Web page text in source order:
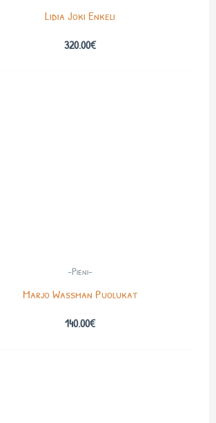
Lidia Joki Enkeli
320.00€
-Pieni-
Marjo Wassman Puolukat
140.00€